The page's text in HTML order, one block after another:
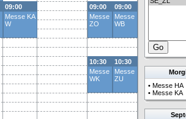
09:00
Messe KA
W
09:00
Messe
ZO
09:00
Messe
WB
10:30
Messe
WK
10:30
Messe
ZU
• Messe HA
• Messe KA